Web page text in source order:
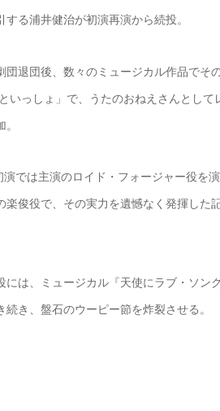
る浦井健治が初演再演から続投。
退団後、数々のミュージカル作品でそ
いっしょ」で、うたのおねえさんとして
では主演のロイド・フォージャー役を演
俊役で、その実力を遺憾なく発揮した
は、ミュージカル『天使にラブ・ソン
き、盤石のウーピー節を炸裂させる。